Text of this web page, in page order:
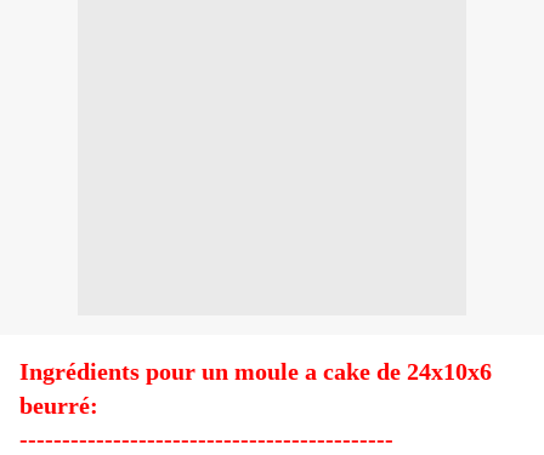
Ingrédients pour un moule a cake de 24x10x6
beurré:
--------------------------------------------